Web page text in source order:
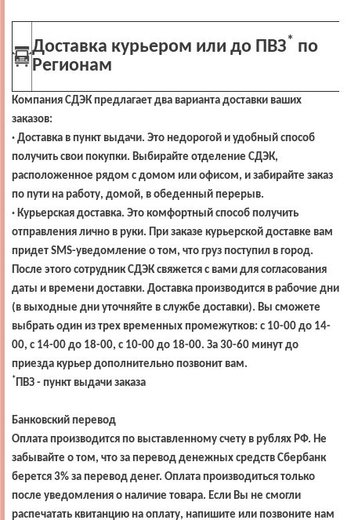
Доставка курьером или до ПВЗ* по
Регионам
Компания СДЭК предлагает два варианта доставки ваших
заказов:
· Доставка в пункт выдачи. Это недорогой и удобный способ
получить свои покупки. Выбирайте отделение СДЭК,
расположенное рядом с домом или офисом, и забирайте заказ
по пути на работу, домой, в обеденный перерыв.
· Курьерская доставка. Это комфортный способ получить
отправления лично в руки. При заказе курьерской доставке вам
придет SMS-уведомление о том, что груз поступил в город.
После этого сотрудник СДЭК свяжется с вами для согласования
даты и времени доставки. Доставка производится в рабочие дни
(в выходные дни уточняйте в службе доставки). Вы сможете
выбрать один из трех временных промежутков: с 10-00 до 14-
00, с 14-00 до 18-00, с 10-00 до 18-00. За 30-60 минут до
приезда курьер дополнительно позвонит вам.
*ПВЗ - пункт выдачи заказа
Банковский перевод
Оплата производится по выставленному счету в рублях РФ. Не
забывайте о том, что за перевод денежных средств Сбербанк
берется 3% за перевод денег. Оплата производиться только
после уведомления о наличие товара. Если Вы не смогли
распечатать квитанцию на оплату, напишите или позвоните нам